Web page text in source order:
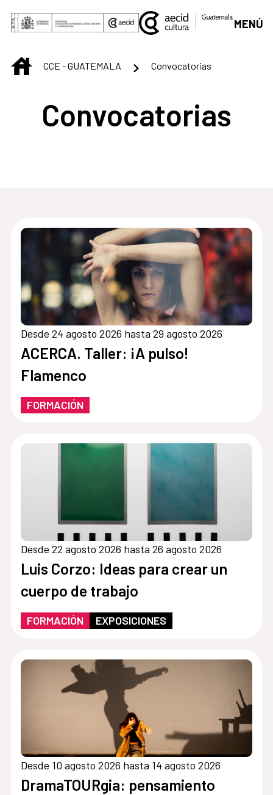
Saltar al contenido principal
MENÚ
INICIOCCE - GUATEMALA Convocatorias
Convocatorias
Desde 24 agosto 2026 hasta 29 agosto 2026
ACERCA. Taller: ¡A pulso!
Flamenco
FORMACIÓN
Desde 22 agosto 2026 hasta 26 agosto 2026
Luis Corzo: Ideas para crear un
cuerpo de trabajo
FORMACIÓN EXPOSICIONES
Desde 10 agosto 2026 hasta 14 agosto 2026
DramaTOURgia: pensamiento